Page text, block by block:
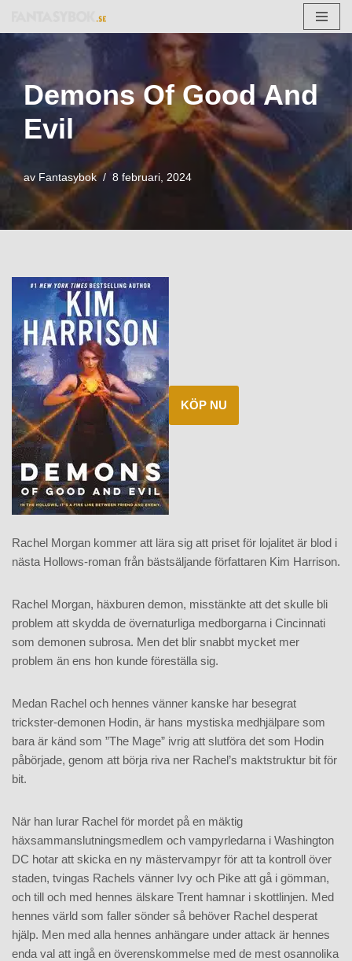
Hoppa
till
innehåll
Demons Of Good And
Evil
av Fantasybok 8 februari, 2024
KÖP NU
Rachel Morgan kommer att lära sig att priset för lojalitet är blod i
nästa Hollows-roman från bästsäljande författaren Kim Harrison.
Rachel Morgan, häxburen demon, misstänkte att det skulle bli
problem att skydda de övernaturliga medborgarna i Cincinnati
som demonen subrosa. Men det blir snabbt mycket mer
problem än ens hon kunde föreställa sig.
Medan Rachel och hennes vänner kanske har besegrat
trickster-demonen Hodin, är hans mystiska medhjälpare som
bara är känd som ”The Mage” ivrig att slutföra det som Hodin
påbörjade, genom att börja riva ner Rachel’s maktstruktur bit för
bit.
När han lurar Rachel för mordet på en mäktig
häxsammanslutningsmedlem och vampyrledarna i Washington
DC hotar att skicka en ny mästervampyr för att ta kontroll över
staden, tvingas Rachels vänner Ivy och Pike att gå i gömman,
och till och med hennes älskare Trent hamnar i skottlinjen. Med
hennes värld som faller sönder så behöver Rachel desperat
hjälp. Men med alla hennes anhängare under attack är hennes
enda val att ingå en överenskommelse med de mest osannolika